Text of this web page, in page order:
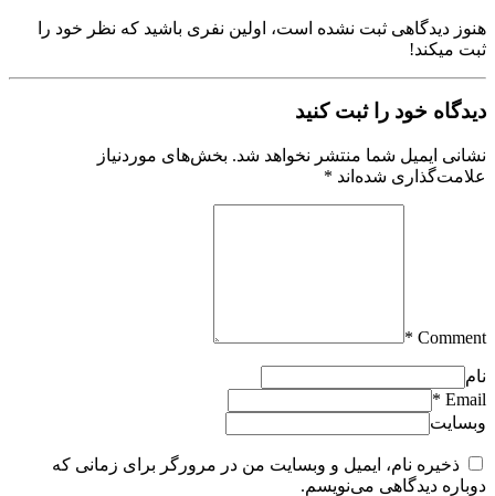
هنوز دیدگاهی ثبت نشده است، اولین نفری باشید که نظر خود را
ثبت میکند!
دیدگاه خود را ثبت کنید
نشانی ایمیل شما منتشر نخواهد شد. بخش‌های موردنیاز
علامت‌گذاری شده‌اند *
Comment *
نام
Email *
وبسایت
ذخیره نام، ایمیل و وبسایت من در مرورگر برای زمانی که
دوباره دیدگاهی می‌نویسم.